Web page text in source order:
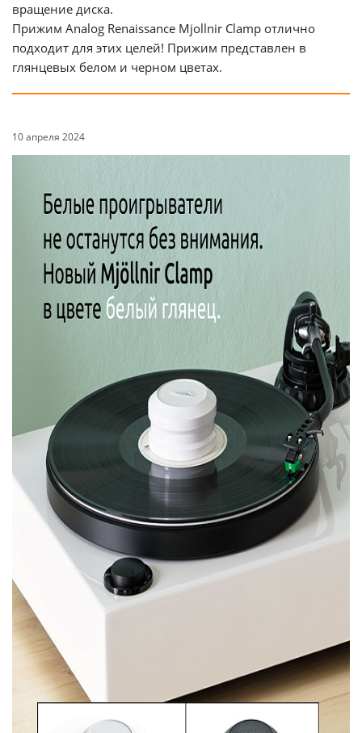
вращение диска.
Прижим Analog Renaissance Mjollnir Clamp отлично
подходит для этих целей! Прижим представлен в
глянцевых белом и черном цветах.
10 апреля 2024